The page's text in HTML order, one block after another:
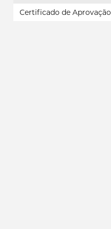
Certificado de Aprovação